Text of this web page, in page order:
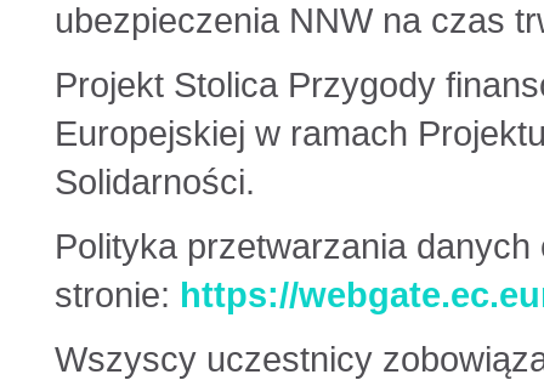
ubezpieczenia NNW na czas
Projekt Stolica Przygody
Europejskiej w ramach
Solidarności.
Polityka przetwarzania
stronie: https://
Wszyscy uczestnicy